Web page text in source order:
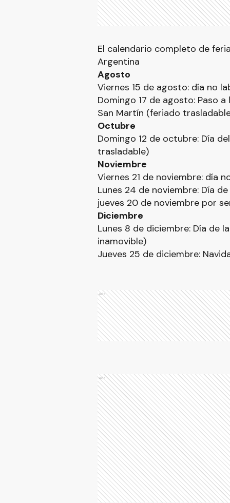
El calendario completo de
Argentina
Agosto
Viernes 15 de agosto: día no
Domingo 17 de agosto: Paso
San Martín (feriado
Octubre
Domingo 12 de octubre: Día
trasladable)
Noviembre
Viernes 21 de noviembre: día
Lunes 24 de noviembre: Día
jueves 20 de noviembre por
Diciembre
Lunes 8 de diciembre: Día de
inamovible)
Jueves 25 de diciembre:
Ads
Ads